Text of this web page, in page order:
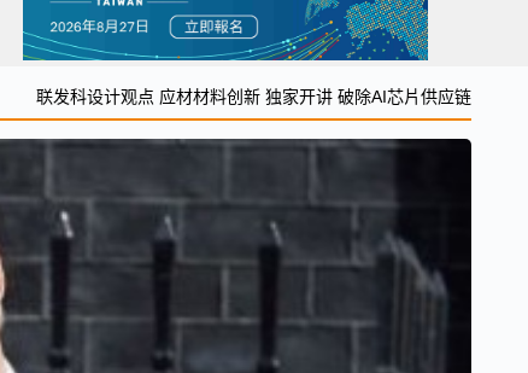
联发科设计观点 应材材料创新 独家开讲 破除AI芯片供应链